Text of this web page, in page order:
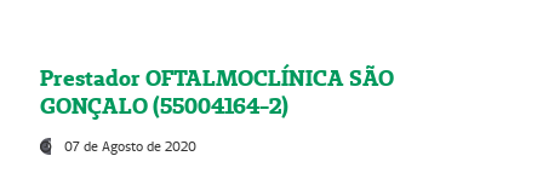
Prestador OFTALMOCLÍNICA SÃO
GONÇALO (55004164-2)
07 de Agosto de 2020